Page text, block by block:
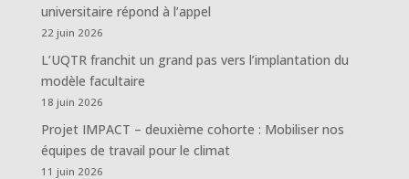
universitaire répond à l’appel
22 juin 2026
L’UQTR franchit un grand pas vers l’implantation du
modèle facultaire
18 juin 2026
Projet IMPACT – deuxième cohorte : Mobiliser nos
équipes de travail pour le climat
11 juin 2026